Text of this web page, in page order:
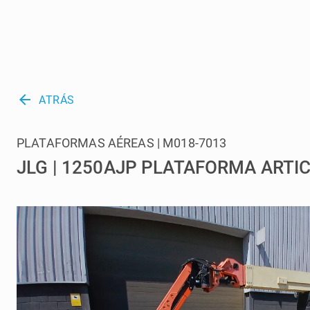
arrow_back ATRÁS
JLG | 1250AJP PLATAFORMA
PLATAFORMAS AÉREAS | M018-7013